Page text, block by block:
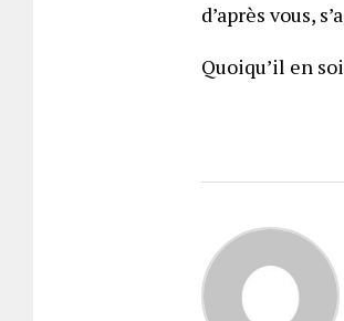
d’après vous,
Quoiqu’il en